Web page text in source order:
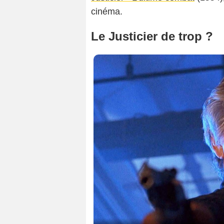
cinéma.
Le Justicier de trop ?